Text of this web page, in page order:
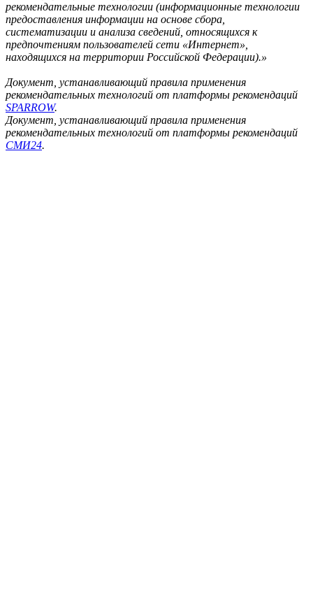
рекомендательные технологии (информационные технологии
предоставления информации на основе сбора,
систематизации и анализа сведений, относящихся к
предпочтениям пользователей сети «Интернет»,
находящихся на территории Российской Федерации).»
Документ, устанавливающий правила применения
рекомендательных технологий от платформы рекомендаций
SPARROW.
Документ, устанавливающий правила применения
рекомендательных технологий от платформы рекомендаций
СМИ24.